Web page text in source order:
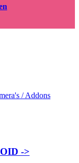
/ Addons
->